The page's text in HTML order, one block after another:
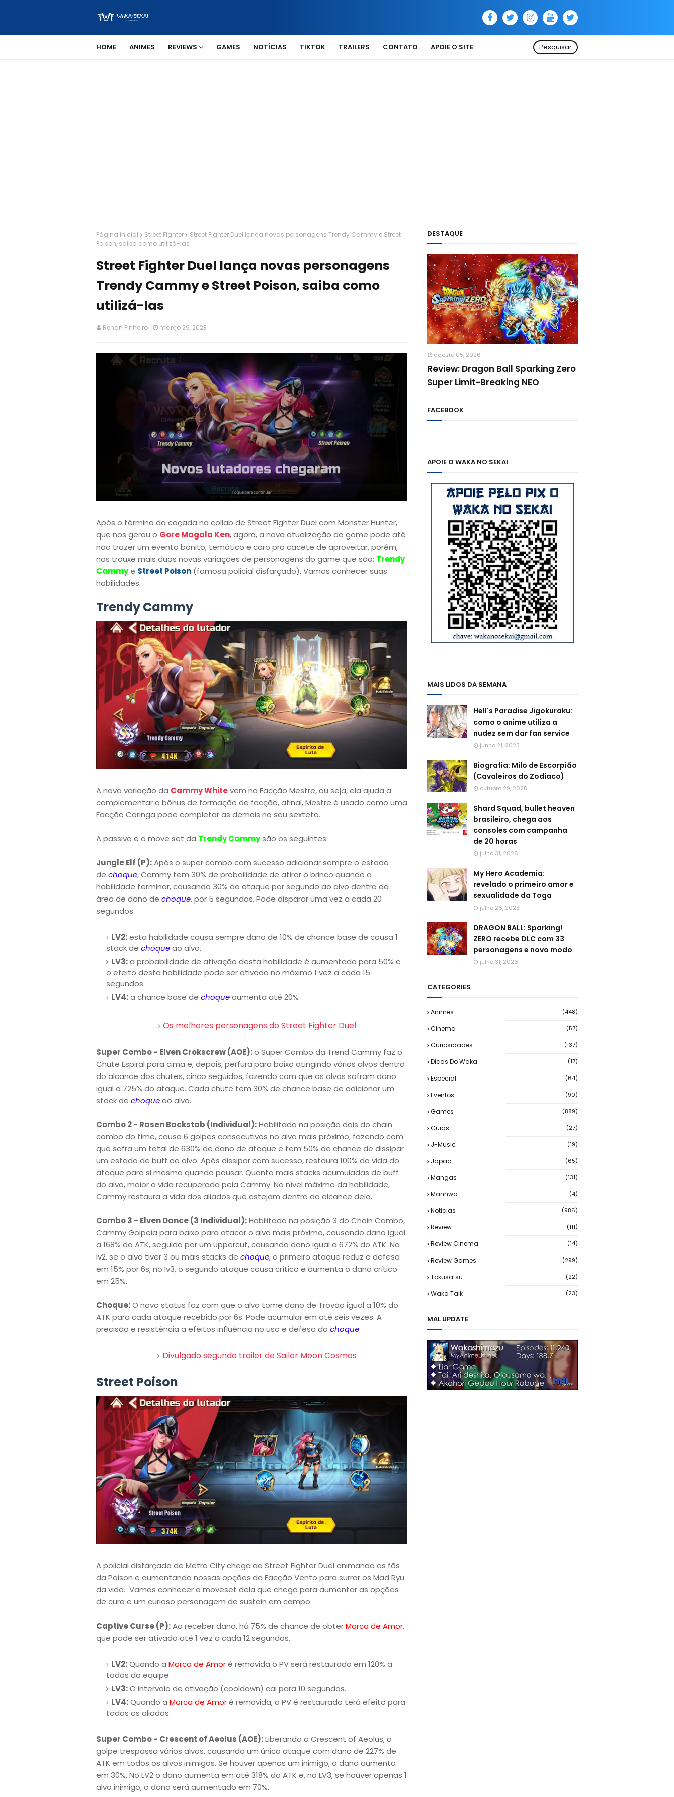
HOME ANIMES REVIEWS GAMES NOTÍCIAS TIKTOK TRAILERS CONTATO APOIE O SITE Pesquisar
Página inicial Street Fighter
Street Fighter Duel lança novas personagens Trendy Cammy e Street
Poison, saiba como utilizá-las
Street Fighter Duel lança novas personagens
Trendy Cammy e Street Poison, saiba como
utilizá-las
Renan Pinheiro março 29, 2023
Após o término da caçada na collab de Street Fighter Duel com Monster Hunter,
que nos gerou o Gore Magala Ken, agora, a nova atualização do game pode até
não trazer um evento bonito, temático e caro pra cacete de aproveitar, porém,
nos trouxe mais duas novas variações de personagens do game que são: Trendy
Cammye Street Poison (famosa policial disfarçado). Vamos conhecer suas
habilidades.
Trendy Cammy
A nova variação da Cammy Whitevem na Facção Mestre, ou seja, ela ajuda a
complementar o bônus de formação de facção, afinal, Mestre é usado como uma
Facção Coringa pode completar as demais no seu sexteto.
A passiva e o move set da Trendy Cammysão os seguintes:
Jungle Elf (P):Após o super combo com sucesso adicionar sempre o estado
de choque, Cammy tem 30% de probailidade de atirar o brinco quando a
habilidade terminar, causando 30% do ataque por segundo ao alvo dentro da
área de dano de choque, por 5 segundos. Pode disparar uma vez a cada 20
segundos.
LV2:esta habilidade causa sempre dano de 10% de chance base de causa 1
stack de choqueao alvo.
LV3:a probabilidade de ativação desta habilidade é aumentada para 50% e
o efeito desta habilidade pode ser ativado no máximo 1 vez a cada 15
segundos.
LV4:a chance base de choqueaumenta até 20%
Os melhores personagens do Street Fighter Duel
Super Combo - Elven Crokscrew (AOE):o Super Combo da Trend Cammy faz o
Chute Espiral para cima e, depois, perfura para baixo atingindo vários alvos dentro
do alcance dos chutes, cinco seguidos, fazendo com que os alvos sofram dano
igual a 725% do ataque. Cada chute tem 30% de chance base de adicionar um
stack de choqueao alvo.
Combo 2 - Rasen Backstab (Individual):Habilitado na posição dois do chain
combo do time, causa 6 golpes consecutivos no alvo mais próximo, fazendo com
que sofra um total de 630% de dano de ataque e tem 50% de chance de dissipar
um estado de buff ao alvo. Após dissipar com sucesso, restaura 100% da vida do
ataque para si mesmo quando pousar. Quanto mais stacks acumuladas de buff
do alvo, maior a vida recuperada pela Cammy. No nível máximo da habilidade,
Cammy restaura a vida dos aliados que estejam dentro do alcance dela.
Combo 3 - Elven Dance (3 Individual):Habilitado na posição 3 do Chain Combo,
Cammy Golpeia para baixo para atacar o alvo mais próximo, causando dano igual
a 168% do ATK, seguido por um uppercut, causando dano igual a 672% do ATK. No
lv2, se o alvo tiver 3 ou mais stacks de choque, o primeiro ataque reduz a defesa
em 15% por 6s, no lv3, o segundo ataque causa crítico e aumenta o dano crítico
em 25%.
Choque:O novo status faz com que o alvo tome dano de Trovão igual a 10% do
ATK para cada ataque recebido por 6s. Pode acumular em até seis vezes. A
precisão e resistência a efeitos influência no uso e defesa do choque.
Divulgado segundo trailer de Sailor Moon Cosmos
Street Poison
A policial disfarçada de Metro City chega ao Street Fighter Duel animando os fãs
da Poison e aumentando nossas opções da Facção Vento para surrar os Mad Ryu
da vida. Vamos conhecer o moveset dela que chega para aumentar as opções
de cura e um curioso personagem de sustain em campo.
Captive Curse (P):Ao receber dano, há 75% de chance de obterMarca de Amor,
que pode ser ativado até 1 vez a cada 12 segundos.
LV2:Quando a Marca de Amoré removida o PV será restaurado em 120% a
todos da equipe.
LV3:O intervalo de ativação (cooldown) cai para 10 segundos.
LV4:Quando a Marca de Amoré removida, o PV é restaurado terá efeito para
todos os aliados.
Super Combo - Crescent of Aeolus (AOE):Liberando a Crescent of Aeolus, o
golpe trespassa vários alvos, causando um único ataque com dano de 227% de
ATK em todos os alvos inimigos. Se houver apenas um inimigo, o dano aumenta
em 30%. No LV2 o dano aumenta em até 318% do ATK e, no LV3, se houver apenas 1
alvo inimigo, o dano será aumentado em 70%.
DESTAQUE
agosto 05, 2026
Review: Dragon Ball Sparking Zero
Super Limit-Breaking NEO
FACEBOOK
APOIE O WAKA NO SEKAI
MAIS LIDOS DA SEMANA
Hell's Paradise Jigokuraku:
como o anime utiliza a
nudez sem dar fan service
junho 21, 2023
Biografia: Milo de Escorpião
(Cavaleiros do Zodíaco)
outubro 29, 2025
Shard Squad, bullet heaven
brasileiro, chega aos
consoles com campanha
de 20 horas
julho 31, 2026
My Hero Academia:
revelado o primeiro amor e
sexualidade da Toga
julho 26, 2023
DRAGON BALL: Sparking!
ZERO recebe DLC com 33
personagens e novo modo
julho 31, 2026
CATEGORIES
Animes (448)
Cinema (57)
Curiosidades (137)
Dicas Do Waka (17)
Especial (64)
Eventos (90)
Games (889)
Guias (27)
J-Music (19)
Japao (65)
Mangas (131)
Manhwa (4)
Noticias (986)
Review (111)
Review Cinema (14)
Review Games (299)
Tokusatsu (22)
Waka Talk (23)
MAL UPDATE